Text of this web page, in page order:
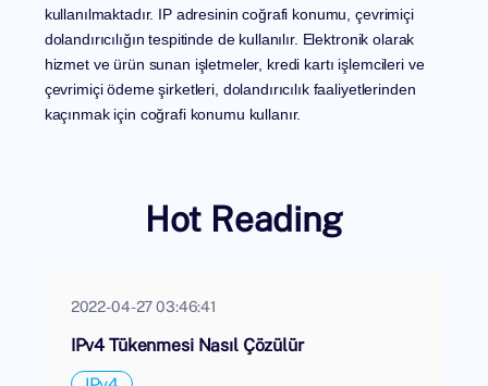
kullanılmaktadır. IP adresinin coğrafi konumu, çevrimiçi
dolandırıcılığın tespitinde de kullanılır. Elektronik olarak
hizmet ve ürün sunan işletmeler, kredi kartı işlemcileri ve
çevrimiçi ödeme şirketleri, dolandırıcılık faaliyetlerinden
kaçınmak için coğrafi konumu kullanır.
Hot Reading
2022-04-27 03:46:41
IPv4 Tükenmesi Nasıl Çözülür